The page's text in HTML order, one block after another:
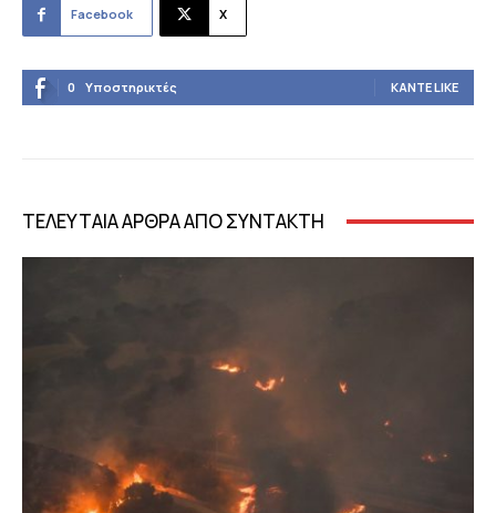
Facebook X
0 Υποστηρικτές ΚΆΝΤΕ LIKE
ΤΕΛΕΥΤΑΙΑ ΑΡΘΡΑ ΑΠΟ ΣΥΝΤΑΚΤΗ